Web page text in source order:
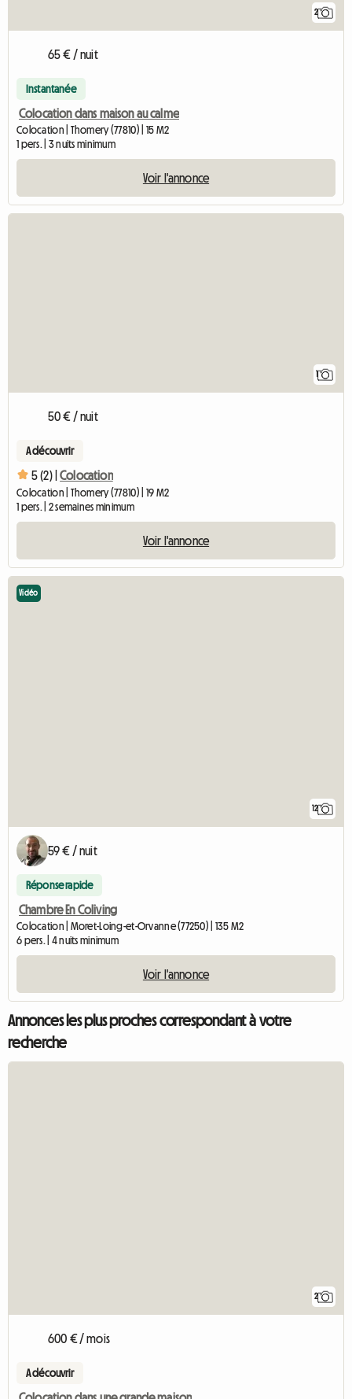
2
65 € / nuit
Instantanée
Colocation dans maison au calme
Colocation | Thomery (77810) | 15 M2
1 pers. | 3 nuits minimum
Voir l'annonce
1
50 € / nuit
A découvrir
5 (2) | Colocation
Colocation | Thomery (77810) | 19 M2
1 pers. | 2 semaines minimum
Voir l'annonce
12
Vidéo
59 € / nuit
Réponse rapide
Chambre En Coliving
Colocation | Moret-Loing-et-Orvanne (77250) | 135 M2
6 pers. | 4 nuits minimum
Voir l'annonce
Annonces les plus proches correspondant à votre
recherche
2
600 € / mois
A découvrir